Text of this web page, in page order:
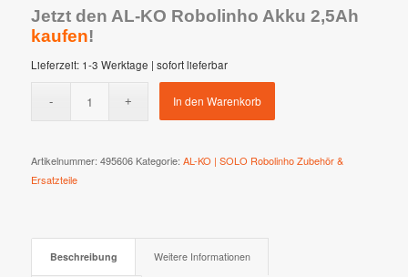
Jetzt den AL-KO Robolinho Akku 2,5Ah
kaufen!
Lieferzeit: 1-3 Werktage | sofort lieferbar
In den Warenkorb
Artikelnummer: 495606 Kategorie: AL-KO | SOLO Robolinho Zubehör &
Ersatzteile
Beschreibung Weitere Informationen